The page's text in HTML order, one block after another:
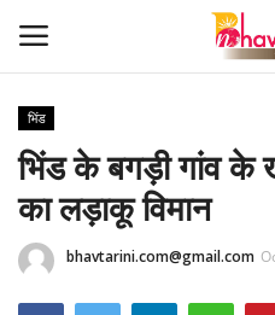
Home
संपर्क करें
भिंड
भिंड के बगड़ी गांव के
का लड़ाकू विमान
bhavtarini.com@gmail.com